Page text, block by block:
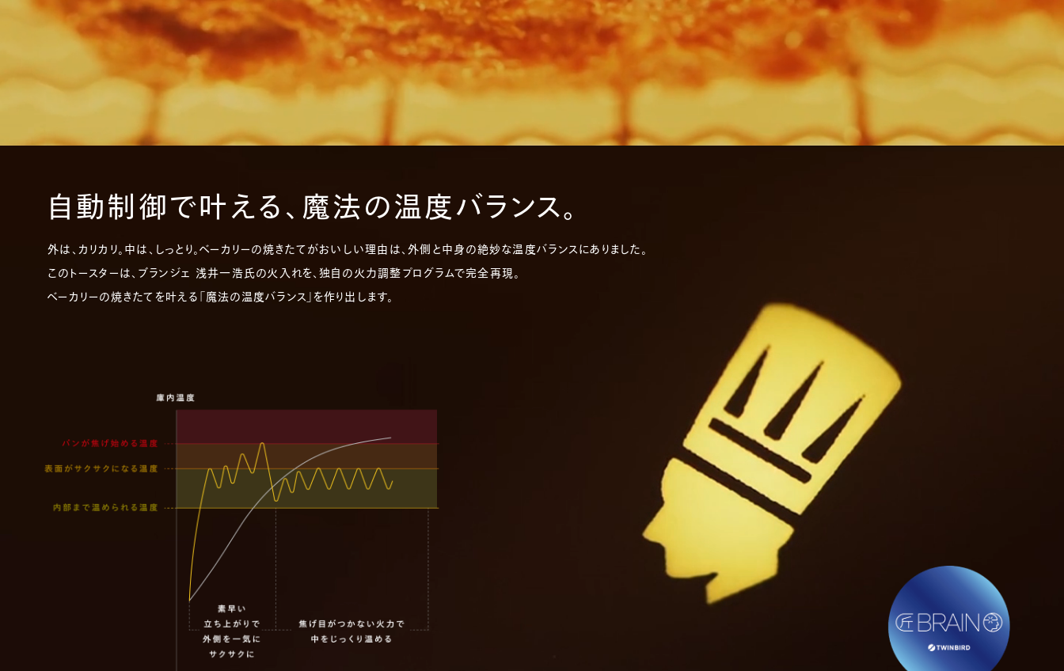
自動制御で叶える、 ​魔法の温度バランス。
外は、カリカリ。中は、しっとり。ベーカリーの焼きたてがおいしい理由は、​外側と中身の絶妙な温度バランスにありました。
このトースターは、​ブランジェ 浅井一浩氏の火入れを、独自の火力調整プログラムで完全再現。​
ベーカリーの焼きたてを叶える「魔法の温度バランス」を作り出します。